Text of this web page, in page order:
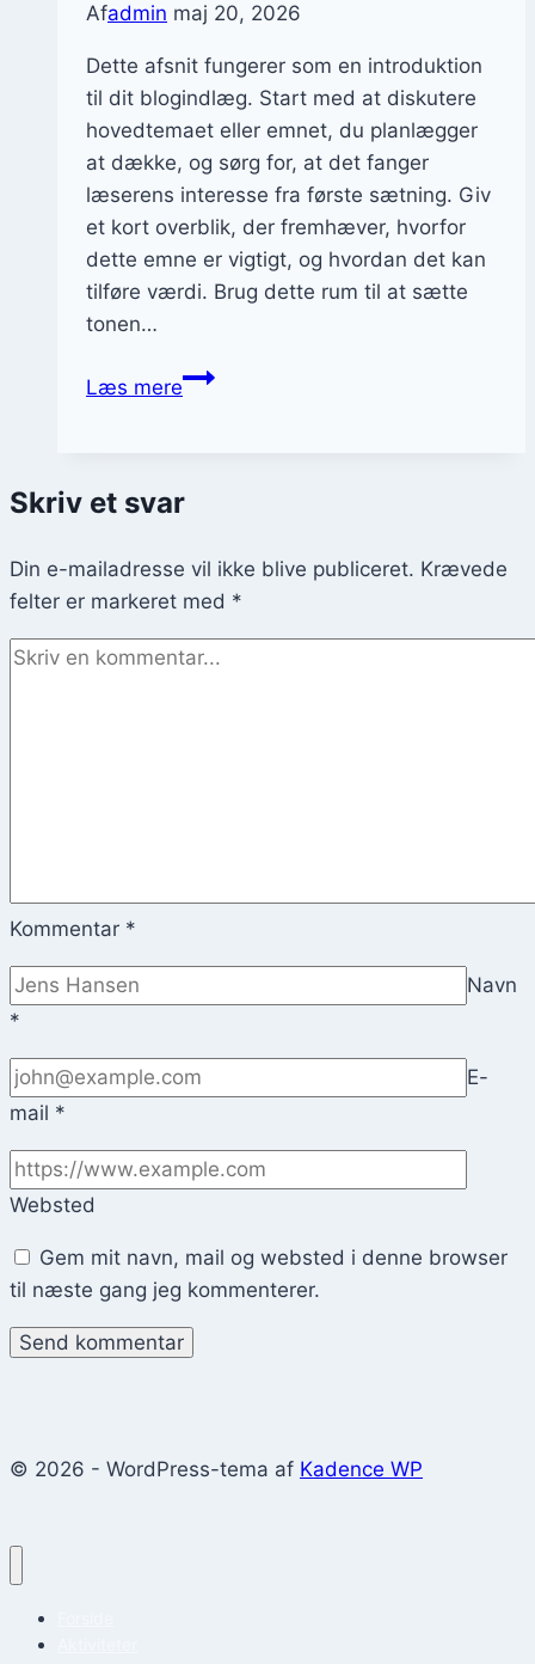
Afadmin maj 20, 2026
Dette afsnit fungerer som en introduktion
til dit blogindlæg. Start med at diskutere
hovedtemaet eller emnet, du planlægger
at dække, og sørg for, at det fanger
læserens interesse fra første sætning. Giv
et kort overblik, der fremhæver, hvorfor
dette emne er vigtigt, og hvordan det kan
tilføre værdi. Brug dette rum til at sætte
tonen…
Læs mereBowlingens
Bowlingklub
Skriv et svar
Din e-mailadresse vil ikke blive publiceret. Krævede
felter er markeret med *
Kommentar *
Navn
*
E-
mail *
Websted
Gem mit navn, mail og websted i denne browser
til næste gang jeg kommenterer.
© 2026 - WordPress-tema af Kadence WP